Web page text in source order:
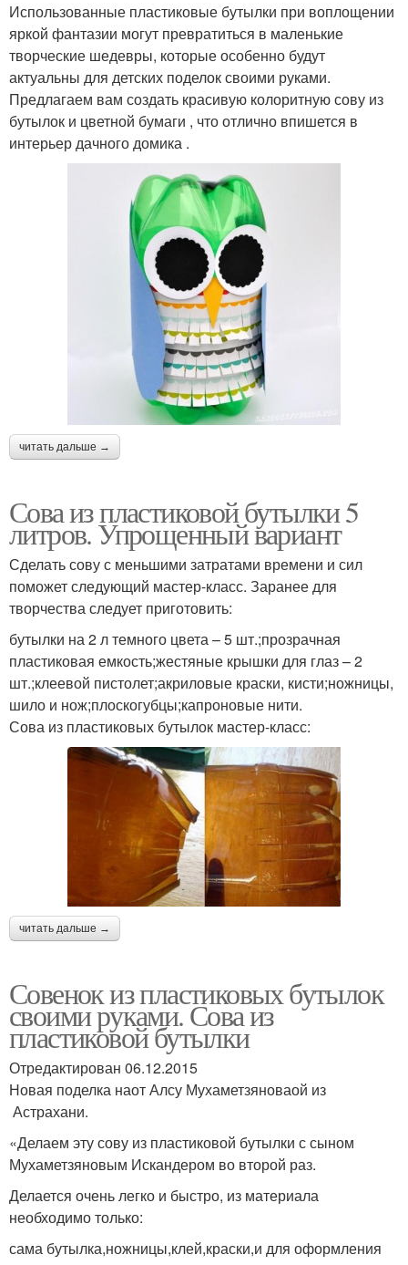
Использованные пластиковые бутылки при воплощении
яркой фантазии могут превратиться в маленькие
творческие шедевры, которые особенно будут
актуальны для детских поделок своими руками.
Предлагаем вам создать красивую колоритную сову из
бутылок и цветной бумаги , что отлично впишется в
интерьер дачного домика .
читать дальше →
Сова из пластиковой бутылки 5
литров. Упрощенный вариант
Сделать сову с меньшими затратами времени и сил
поможет следующий мастер-класс. Заранее для
творчества следует приготовить:
бутылки на 2 л темного цвета – 5 шт.;прозрачная
пластиковая емкость;жестяные крышки для глаз – 2
шт.;клеевой пистолет;акриловые краски, кисти;ножницы,
шило и нож;плоскогубцы;капроновые нити.
Сова из пластиковых бутылок мастер-класс:
читать дальше →
Совенок из пластиковых бутылок
своими руками. Сова из
пластиковой бутылки
Отредактирован 06.12.2015
Новая поделка наот Алсу Мухаметзяноваой из
Астрахани.
«Делаем эту сову из пластиковой бутылки с сыном
Мухаметзяновым Искандером во второй раз.
Делается очень легко и быстро, из материала
необходимо только:
сама бутылка,ножницы,клей,краски,и для оформления